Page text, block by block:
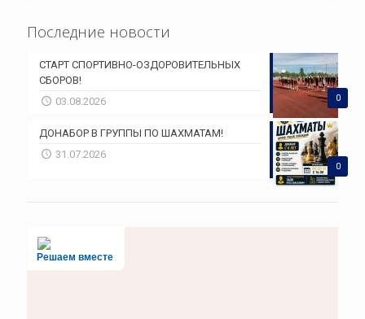
Последние новости
0
СТАРТ СПОРТИВНО-ОЗДОРОВИТЕЛЬНЫХ
СБОРОВ!
03.08.2026
0
ДОНАБОР В ГРУППЫ ПО ШАХМАТАМ!
31.07.2026
Решаем вместе